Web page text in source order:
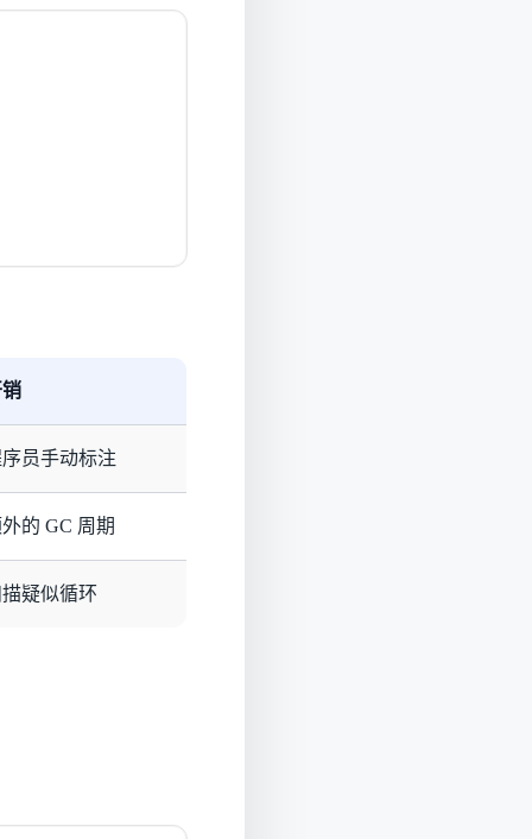
员手动标注
的 GC 周期
疑似循环